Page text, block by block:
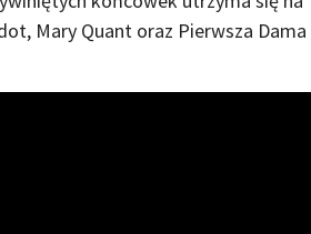
Mary Quant oraz Pierwsza Dama